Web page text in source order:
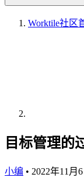
Worktile社区
目标管理的
小编 • 2022年11月